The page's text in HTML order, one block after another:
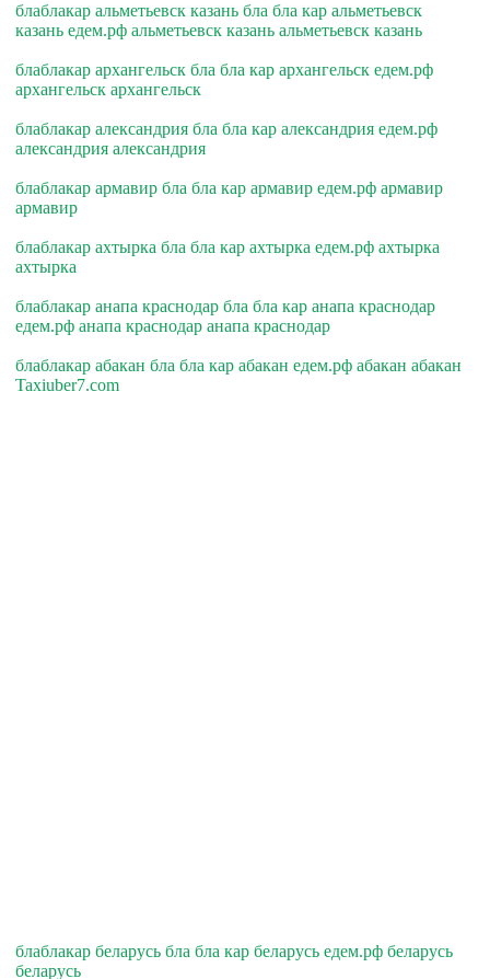
блаблакар альметьевск казань бла бла кар альметьевск
казань едем.рф альметьевск казань альметьевск казань
блаблакар архангельск бла бла кар архангельск едем.рф
архангельск архангельск
блаблакар александрия бла бла кар александрия едем.рф
александрия александрия
блаблакар армавир бла бла кар армавир едем.рф армавир
армавир
блаблакар ахтырка бла бла кар ахтырка едем.рф ахтырка
ахтырка
блаблакар анапа краснодар бла бла кар анапа краснодар
едем.рф анапа краснодар анапа краснодар
блаблакар абакан бла бла кар абакан едем.рф абакан абакан
Taxiuber7.com
блаблакар беларусь бла бла кар беларусь едем.рф беларусь
беларусь